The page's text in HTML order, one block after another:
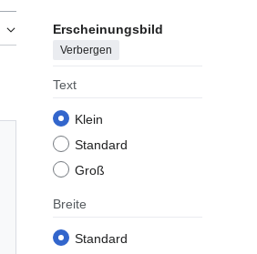
Erscheinungsbild
Verbergen
Text
Klein
Standard
Groß
Breite
Standard